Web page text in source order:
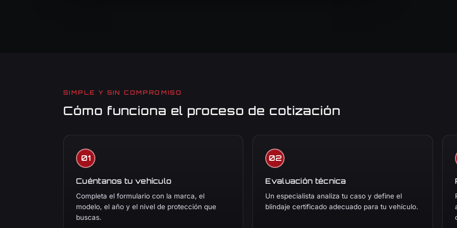
SIMPLE Y SIN COMPROMISO
Cómo funciona el proceso de cotización
Cuéntanos tu vehículo
Completa el formulario con la marca, el
modelo, el año y el nivel de protección que
buscas.
Evaluación técnica
Un especialista analiza tu caso y define el
blindaje certificado adecuado para tu vehículo.